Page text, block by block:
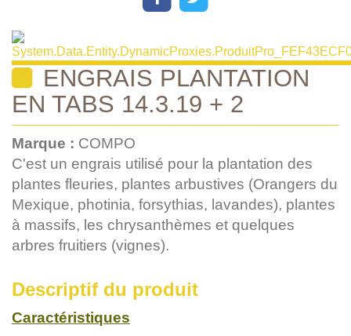
ENGRAIS PLANTATION
EN TABS 14.3.19 + 2
Marque : COMPO
C'est un engrais utilisé pour la plantation des
plantes fleuries, plantes arbustives (Orangers du
Mexique, photinia, forsythias, lavandes), plantes
à massifs, les chrysanthèmes et quelques
arbres fruitiers (vignes).
Descriptif du produit
Caractéristiques